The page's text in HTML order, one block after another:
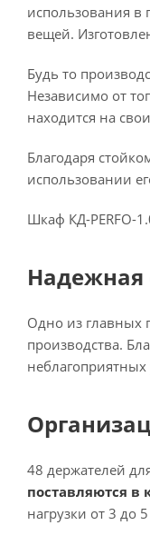
использования в
вещей.
Будь то
Независимо от
находится на
Благодаря
использовании
Шкаф КД-PERFO-
Надежная
Одно из главных
производства.
неблагоприятных
48 держателей
поставляются
нагрузки от 3 до 5